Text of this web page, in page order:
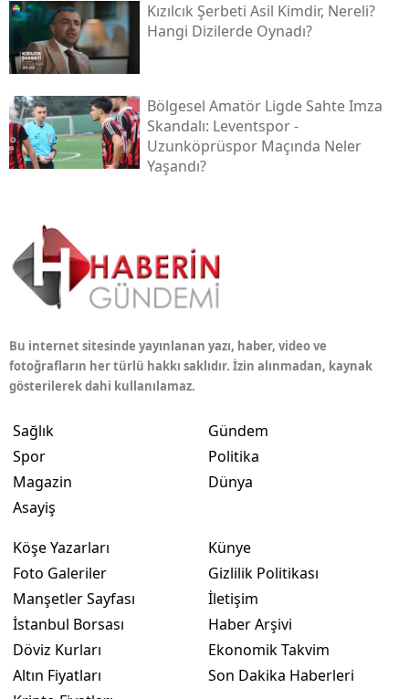
Kızılcık Şerbeti Asil Kimdir, Nereli?
Hangi Dizilerde Oynadı?
Bölgesel Amatör Ligde Sahte Imza
Skandalı: Leventspor -
Uzunköprüspor Maçında Neler
Yaşandı?
Bu internet sitesinde yayınlanan yazı, haber, video ve
fotoğrafların her türlü hakkı saklıdır. İzin alınmadan, kaynak
gösterilerek dahi kullanılamaz.
Sağlık
Spor
Magazin
Asayiş
Gündem
Politika
Dünya
Köşe Yazarları
Foto Galeriler
Manşetler Sayfası
İstanbul Borsası
Döviz Kurları
Altın Fiyatları
Künye
Gizlilik Politikası
İletişim
Haber Arşivi
Ekonomik Takvim
Son Dakika Haberleri